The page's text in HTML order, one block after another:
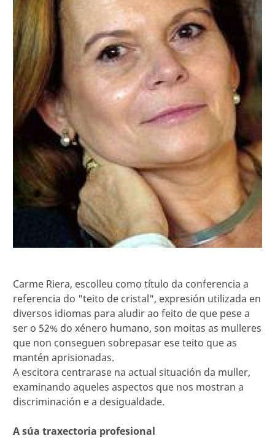
Carme Riera, escolleu como título da conferencia a
referencia do "teito de cristal", expresión utilizada en
diversos idiomas para aludir ao feito de que pese a
ser o 52% do xénero humano, son moitas as mulleres
que non conseguen sobrepasar ese teito que as
mantén aprisionadas.
A escitora centrarase na actual situación da muller,
examinando aqueles aspectos que nos mostran a
discriminación e a desigualdade.
A súa traxectoria profesional